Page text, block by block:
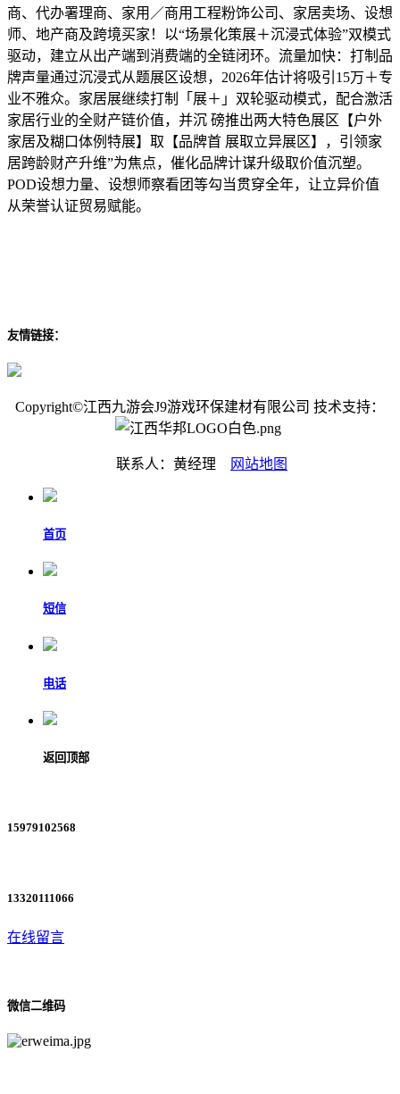
商、代办署理商、家用／商用工程粉饰公司、家居卖场、设想
师、地产商及跨境买家！以“场景化策展＋沉浸式体验”双模式
驱动，建立从出产端到消费端的全链闭环。流量加快：打制品
牌声量通过沉浸式从题展区设想，2026年估计将吸引15万＋专
业不雅众。家居展继续打制「展＋」双轮驱动模式，配合激活
家居行业的全财产链价值，并沉 磅推出两大特色展区【户外
家居及糊口体例特展】取【品牌首 展取立异展区】，引领家
居跨龄财产升维”为焦点，催化品牌计谋升级取价值沉塑。
POD设想力量、设想师察看团等勾当贯穿全年，让立异价值
从荣誉认证贸易赋能。
友情链接：
Copyright©江西九游会J9游戏环保建材有限公司 技术支持：
联系人：黄经理 网站地图
首页
短信
电话
返回顶部
15979102568
13320111066
在线留言
微信二维码